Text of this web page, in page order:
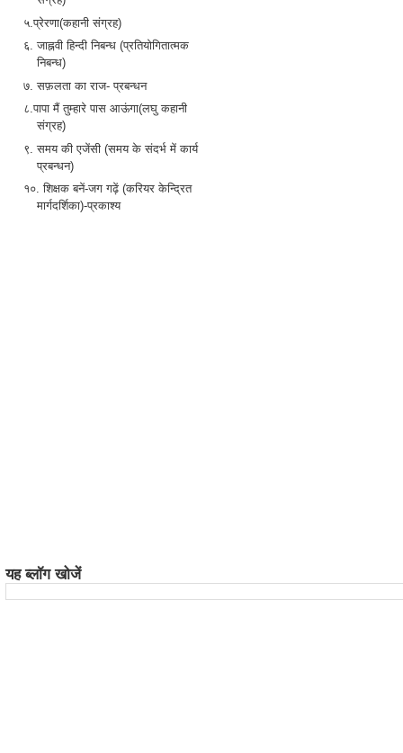
५.प्रेरणा(कहानी संग्रह)
६. जाह्नवी हिन्दी निबन्ध (प्रतियोगितात्मक
निबन्ध)
७. सफ़लता का राज- प्रबन्धन
८.पापा मैं तुम्हारे पास आऊंगा(लघु कहानी
संग्रह)
९. समय की एजेंसी (समय के संदर्भ में कार्य
प्रबन्धन)
१०. शिक्षक बनें-जग गढ़ें (करियर केन्द्रित
मार्गदर्शिका)-प्रकाश्य
यह ब्लॉग खोजें